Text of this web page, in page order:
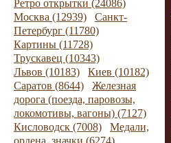
Ретро открытки (24086)
Москва (12939)
Санкт-
Петербург (11780)
Картины (11728)
Трускавец (10343)
Львов (10183)
Киев (10182)
Саратов (8644)
Железная
дорога (поезда, паровозы,
локомотивы, вагоны) (7127)
Кисловодск (7008)
Медали,
ордена, значки (6274)